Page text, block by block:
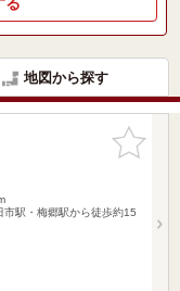
地図から探す
お気に入
りに追加
駅・梅郷駅から徒歩約15